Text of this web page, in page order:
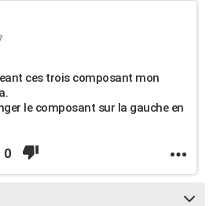
ces trois composant mon
le composant sur la gauche en
0